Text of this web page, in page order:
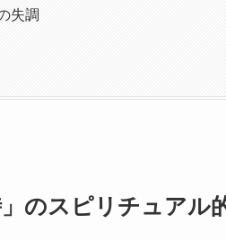
失調
」のスピリチュアル